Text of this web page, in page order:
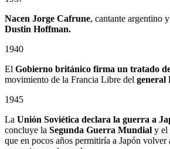
Nacen Jorge Cafrune, cantante argentino
Dustin Hoffman.
1940
El Gobierno británico firma un tratado
movimiento de la Francia Libre del general
1945
La Unión Soviética declara la guerra a
concluye la Segunda Guerra Mundial y el
que en pocos años permitiría a Japón volver